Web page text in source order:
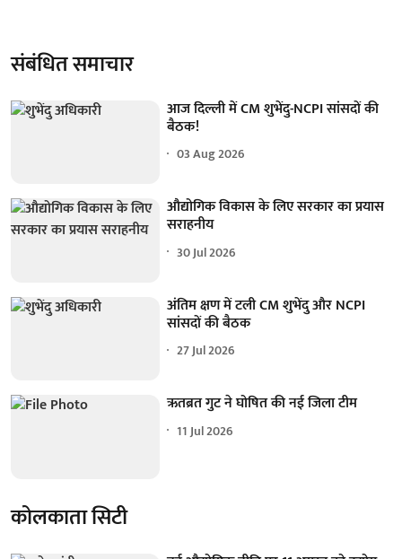
संबंधित समाचार
आज दिल्ली में CM शुभेंदु-NCPI सांसदों की
बैठक!
03 Aug 2026
औद्योगिक विकास के लिए सरकार का प्रयास
सराहनीय
30 Jul 2026
अंतिम क्षण में टली CM शुभेंदु और NCPI
सांसदों की बैठक
27 Jul 2026
ऋतब्रत गुट ने घोषित की नई जिला टीम
11 Jul 2026
कोलकाता सिटी